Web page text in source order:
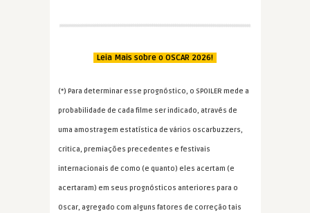
Leia Mais sobre o OSCAR 2026!
(*) Para determinar esse prognóstico, o SPOILER mede a
probabilidade de cada filme ser indicado, através de
uma amostragem estatística de vários oscarbuzzers,
critica, premiações precedentes e festivais
internacionais de como (e quanto) eles acertam (e
acertaram) em seus prognósticos anteriores para o
Oscar, agregado com alguns fatores de correção tais